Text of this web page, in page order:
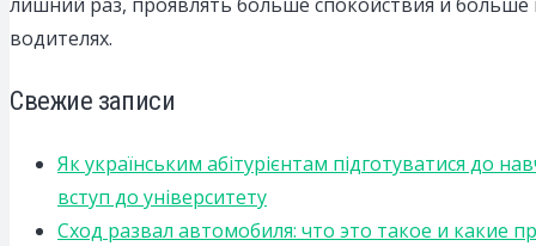
водителях.
Свежие записи
Як українським абітурієнтам підготуватися до
вступ до університету
Сход развал автомобиля: что это такое и какие